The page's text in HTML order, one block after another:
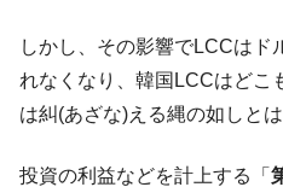
しかし、その影響でLCCはド
れなくなり、韓国LCCはどこ
は糾(あざな)える縄の如しと
投資の利益などを計上する「